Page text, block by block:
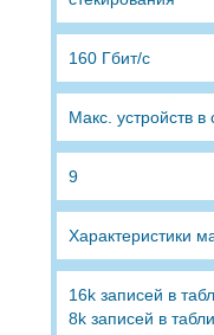
160 Гбит/с
Макс. устройств в
9
Характеристики
16k записей в
8k записей в